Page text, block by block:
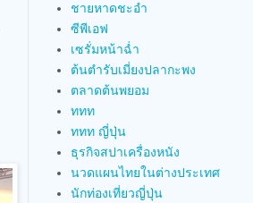
ชายหาดชะอำ
ซีพีเอฟ
เซรั่มหน้าฉ่ำ
ต้นตำรับเมี่ยงปลากะพง
ตลาดต้นพยอม
ททท
ททท ญี่ปุ่น
ธุรกิจสปาเครื่องหนัง
นวดแผนไทยในต่างประเทศ
นักท่องเที่ยวญี่ปุ่น